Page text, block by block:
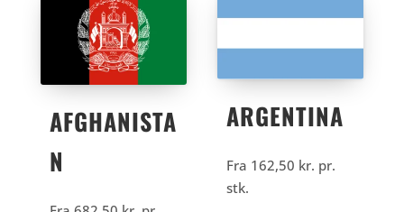
AFGHANISTA
N
ARGENTINA
Fra 162,50 kr. pr.
stk.